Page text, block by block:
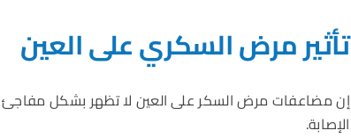
تأثير مرض السكري على العين
إن مضاعفات مرض السكر على العين لا تظهر بشكل مفاجئ
الإصابة.